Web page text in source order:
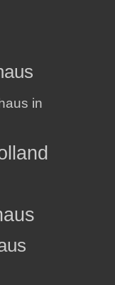
in